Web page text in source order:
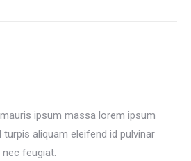
ipsum massa lorem ipsum
aliquam eleifend id pulvinar
feugiat.